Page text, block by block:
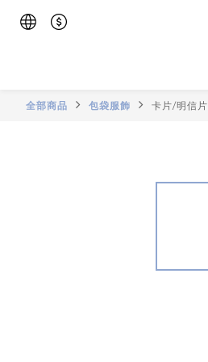
全部商品 包袋服飾 卡片/明信片